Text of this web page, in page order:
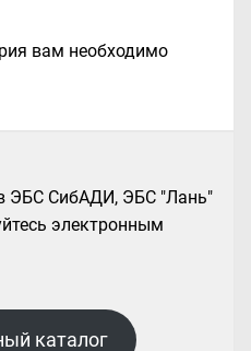
вам необходимо
ЭБС СибАДИ, ЭБС "Лань"
электронным
каталог